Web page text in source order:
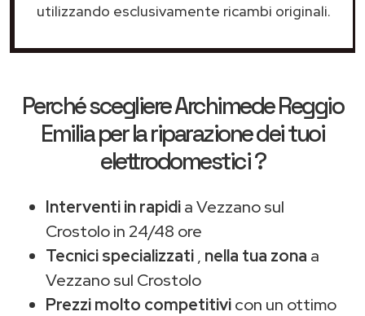
utilizzando esclusivamente ricambi originali.
Perché scegliereArchimede Reggio
Emiliaper la riparazione dei tuoi
elettrodomestici ?
Interventi in rapidia Vezzano sul
Crostolo in 24/48 ore
Tecnici specializzati, nella tua zona a
Vezzano sul Crostolo
Prezzi molto competitivicon un ottimo